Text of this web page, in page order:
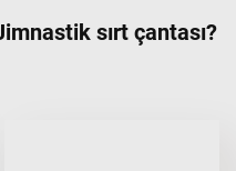
sırt çantası?